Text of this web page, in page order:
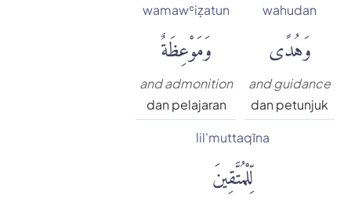
wahudan
وَهُدًى
and guidance
dan petunjuk
wamawʿiẓatun
وَمَوْعِظَةٌ
and admonition
dan pelajaran
lil'muttaqīna
لِّلْمُتَّقِينَ